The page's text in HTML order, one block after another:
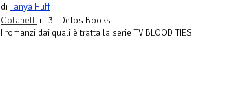
diTanya Huff
Cofanetti n. 3 - Delos Books
I romanzi dai quali è tratta la serie TV BLOOD TIES